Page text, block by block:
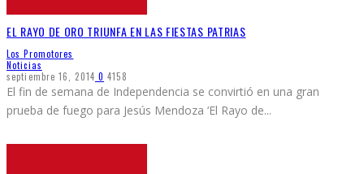
EL RAYO DE ORO TRIUNFA EN LAS FIESTAS PATRIAS
Los Promotores
Noticias
septiembre 16, 2014 0 4158
El fin de semana de Independencia se convirtió en una gran
prueba de fuego para Jesús Mendoza ‘El Rayo de...